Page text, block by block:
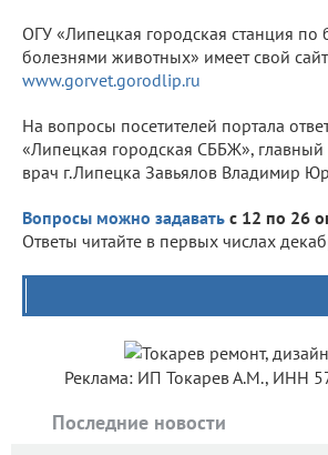
ОГУ «Липецкая городская станция по
болезнями животных» имеет свой
www.gorvet.gorodlip.ru
На вопросы посетителей портала
«Липецкая городская СББЖ»,
врач г.Липецка Завьялов Владимир
Вопросы можно задавать с 12 по 26
Ответы читайте в первых числах
Реклама: ИП Токарев А.М., ИНН
Последние новости